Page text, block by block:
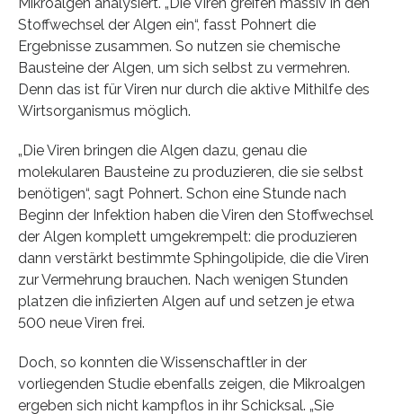
Stoffwechsel der Algen ein“, fasst Pohnert die
Ergebnisse zusammen. So nutzen sie chemische
Bausteine der Algen, um sich selbst zu vermehren.
Denn das ist für Viren nur durch die aktive Mithilfe des
Wirtsorganismus möglich.
„Die Viren bringen die Algen dazu, genau die
molekularen Bausteine zu produzieren, die sie selbst
benötigen“, sagt Pohnert. Schon eine Stunde nach
Beginn der Infektion haben die Viren den Stoffwechsel
der Algen komplett umgekrempelt: die produzieren
dann verstärkt bestimmte Sphingolipide, die die Viren
zur Vermehrung brauchen. Nach wenigen Stunden
platzen die infizierten Algen auf und setzen je etwa
500 neue Viren frei.
Doch, so konnten die Wissenschaftler in der
vorliegenden Studie ebenfalls zeigen, die Mikroalgen
ergeben sich nicht kampflos in ihr Schicksal. „Sie